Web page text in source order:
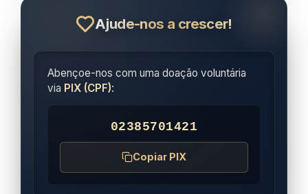
Ajude-nos a crescer!
Abençoe-nos com uma doação voluntária
via PIX (CPF):
02385701421
Copiar PIX